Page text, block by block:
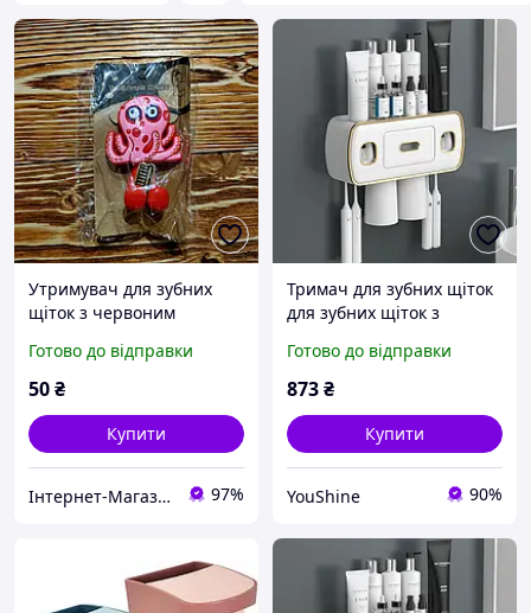
Утримувач для зубних
щіток з червоним
Готово до відправки
50₴
Купити
Інтернет-Магазин SofiyShop 97%
Тримач для зубних щіток
для зубних щіток з
TOOTHBRUSH HOLDER XL-
716 YU227
Готово до відправки
873₴
Купити
YouShine 90%